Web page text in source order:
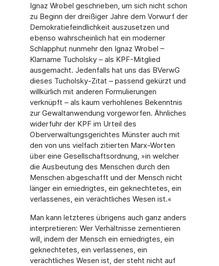
Ignaz Wrobel geschrieben, um sich nicht schon
zu Beginn der dreißiger Jahre dem Vorwurf der
Demokratiefeindlichkeit auszusetzen und
ebenso wahrscheinlich hat ein moderner
Schlapphut nunmehr den Ignaz Wrobel –
Klarname Tucholsky – als KPF-Mitglied
ausgemacht. Jedenfalls hat uns das BVerwG
dieses Tucholsky-Zitat – passend gekürzt und
willkürlich mit anderen Formulierungen
verknüpft – als kaum verhohlenes Bekenntnis
zur Gewaltanwendung vorgeworfen. Ähnliches
widerfuhr der KPF im Urteil des
Oberverwaltungsgerichtes Münster auch mit
den von uns vielfach zitierten Marx-Worten
über eine Gesellschaftsordnung, »in welcher
die Ausbeutung des Menschen durch den
Menschen abgeschafft und der Mensch nicht
länger ein erniedrigtes, ein geknechtetes, ein
verlassenes, ein verächtliches Wesen ist.«
Man kann letzteres übrigens auch ganz anders
interpretieren: Wer Verhältnisse zementieren
will, indem der Mensch ein erniedrigtes, ein
geknechtetes, ein verlassenes, ein
verächtliches Wesen ist, der steht nicht auf